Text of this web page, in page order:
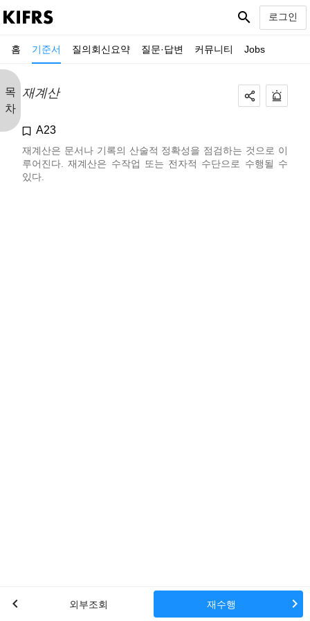
홈 기준서 질의회신요약 질문·답변 커뮤니티 Jobs
search 로그인
목
차
재계산
A23
재계산은 문서나 기록의 산술적 정확성을 점검하는 것으로 이
루어진다. 재계산은 수작업 또는 전자적 수단으로 수행될 수
있다.
chevron_left 외부조회 재수행 chevron_right